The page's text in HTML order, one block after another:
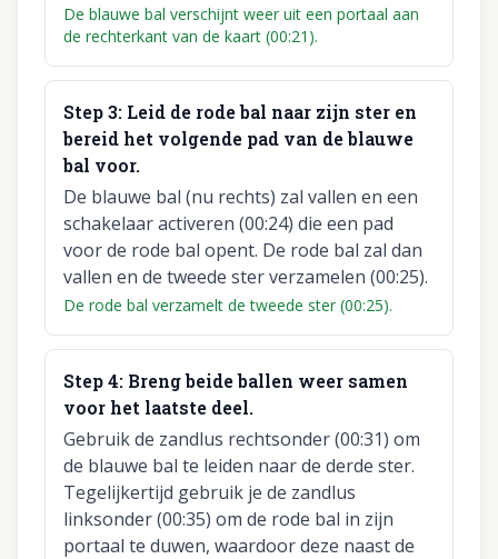
De blauwe bal verschijnt weer uit een portaal aan
de rechterkant van de kaart (00:21).
Step3: Leid de rode bal naar zijn ster en
bereid het volgende pad van de blauwe
bal voor.
De blauwe bal (nu rechts) zal vallen en een
schakelaar activeren (00:24) die een pad
voor de rode bal opent. De rode bal zal dan
vallen en de tweede ster verzamelen (00:25).
De rode bal verzamelt de tweede ster (00:25).
Step4: Breng beide ballen weer samen
voor het laatste deel.
Gebruik de zandlus rechtsonder (00:31) om
de blauwe bal te leiden naar de derde ster.
Tegelijkertijd gebruik je de zandlus
linksonder (00:35) om de rode bal in zijn
portaal te duwen, waardoor deze naast de